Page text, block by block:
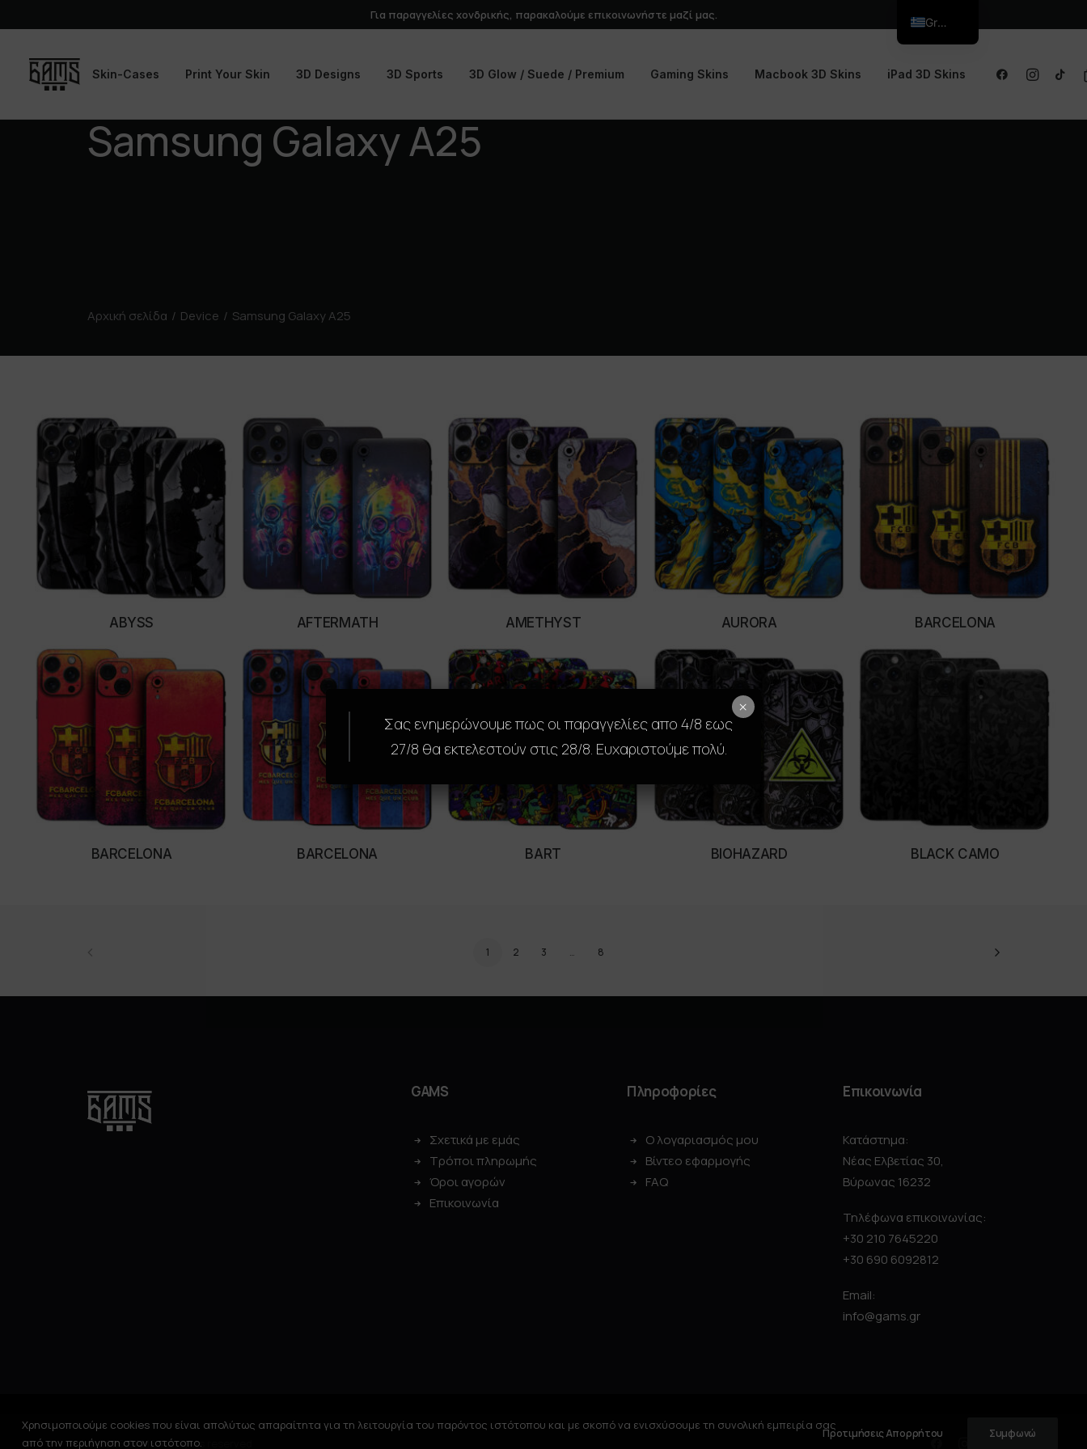
Για παραγγελίες χονδρικής, παρακαλούμε επικοινωνήστε μαζί μας.
Skin-Cases Print Your Skin 3D Designs 3D Sports 3D Glow / Suede / Premium Gaming Skins Macbook 3D Skins iPad 3D Skins
Samsung Galaxy A25
Αρχική σελίδα Device Samsung Galaxy A25
ABYSS AFTERMATH AMETHYST AURORA BARCELONA
BARCELONA BARCELONA BART BIOHAZARD BLACK CAMO
1 2 3 … 8
GAMS
Σχετικά με εμάς
Τρόποι πληρωμής
Όροι αγορών
Επικοινωνία
Πληροφορίες
Ο λογαριασμός μου
Βίντεο εφαρμογής
FAQ
Επικοινωνία
Κατάστημα:
Νέας Ελβετίας 30,
Βύρωνας 16232
Τηλέφωνα επικοινωνίας:
+30 210 7645220
+30 690 6092812
Email:
info@gams.gr
© 2026 GAMS. All rights reserved
Χρησιμοποιούμε cookies που είναι απολύτως απαραίτητα για τη λειτουργία του παρόντος ιστότοπου και με σκοπό να ενισχύσουμε τη συνολική εμπειρία σας
από την περιήγηση στον ιστότοπο.
Προτιμήσεις Απορρήτου Συμφωνώ
Σας ενημερώνουμε πως οι παραγγελίες απο 4/8 εως
27/8 θα εκτελεστούν στις 28/8. Ευχαριστούμε πολύ.
×
Greek